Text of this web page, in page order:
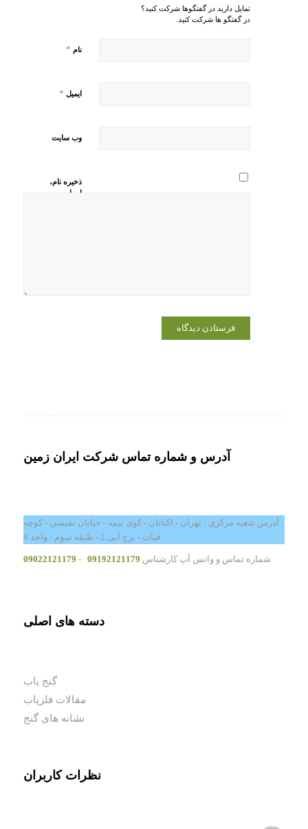
تمایل دارید در گفتگوها شرکت کنید؟
در گفتگو ها شرکت کنید.
نام *
ایمیل *
وب‌ سایت
ذخیره نام،
ایمیل و
آدرس و شماره تماس شرکت ایران زمین
آدرس شعبه مرکزی : تهران - اکباتان - کوی بیمه - خیابان نفیسی - کوچه
فیات - برج آبی 2 - طبقه سوم - واحد 6
شماره تماس و واتس آپ کارشناس 09192121179
-
09022121179
دسته های اصلی
گنج یاب
مقالات فلزیاب
نشانه های گنج
نظرات کاربران